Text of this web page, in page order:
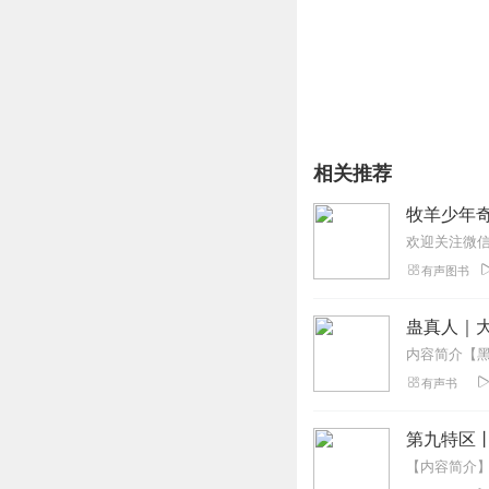
相关推荐
牧羊少年
有声图书
蛊真人｜
有声书
第九特区